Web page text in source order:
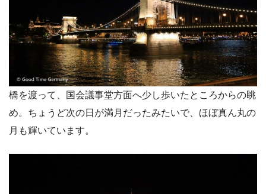
橋を渡って、国会議事堂方面へ少し歩いたところからの眺
め。ちょうど次の日が満月だったみたいで、ほぼ真ん丸の
月も輝いています。